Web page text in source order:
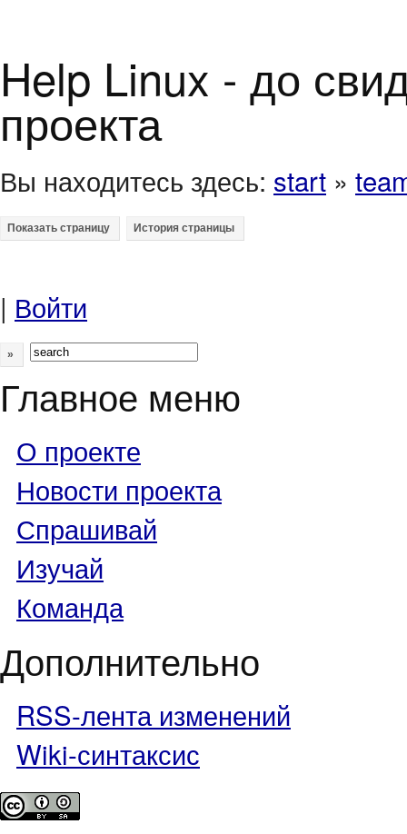
Help Linux - до
проекта
Вы находитесь здесь: start »
| Войти
»
Главное меню
О проекте
Новости проекта
Спрашивай
Изучай
Команда
Дополнительно
RSS-лента изменений
Wiki-синтаксис